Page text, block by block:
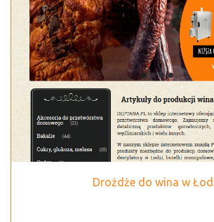
Drożdże do wina w